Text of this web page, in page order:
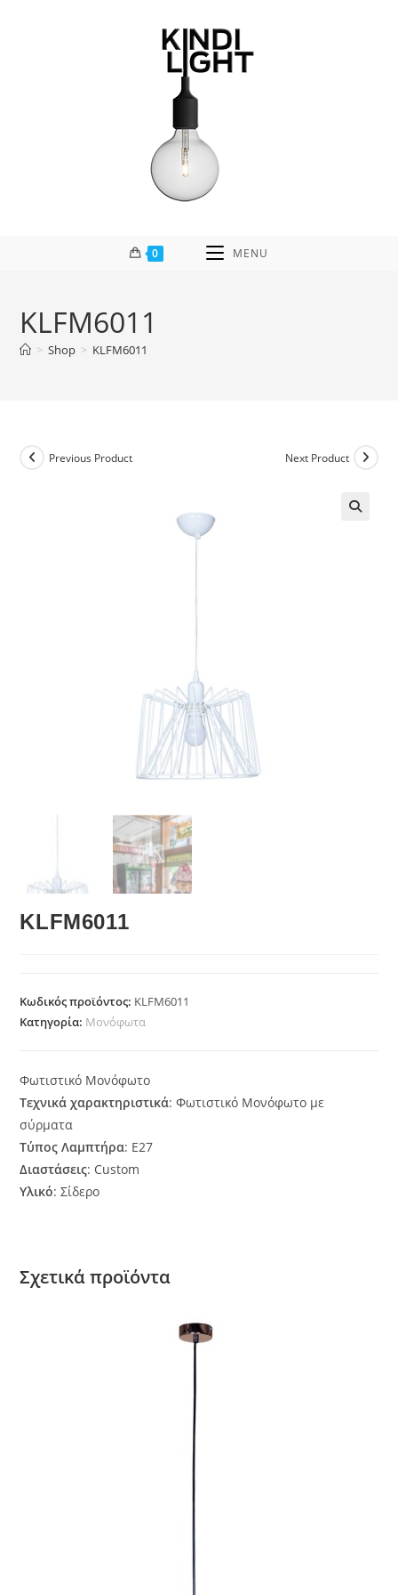
0 MENU
KLFM6011
> Shop > KLFM6011
Previous Product Next Product
KLFM6011
Κωδικός προϊόντος: KLFM6011
Κατηγορία: Μονόφωτα
Φωτιστικό Μονόφωτο
Τεχνικά χαρακτηριστικά: Φωτιστικό Μονόφωτο με
σύρματα
Τύπος Λαμπτήρα: Ε27
Διαστάσεις: Custom
Υλικό: Σίδερο
Σχετικά προϊόντα